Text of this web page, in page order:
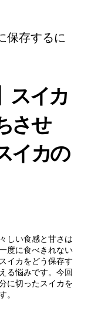
保存するに
スイカ
させ
イカの
しい食感と甘さは
度に食べきれない
イカをどう保存す
る悩みです。今回
に切ったスイカを
。